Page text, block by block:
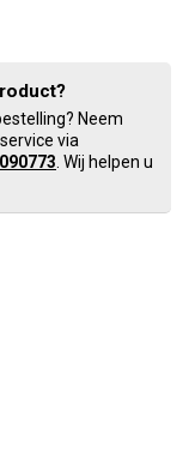
Neem
via
. Wij helpen u